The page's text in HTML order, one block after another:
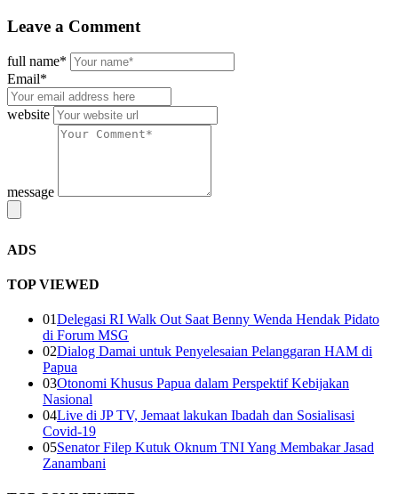
Leave a Comment
full name*
Email*
website
message
ADS
TOP VIEWED
01Delegasi RI Walk Out Saat Benny Wenda Hendak Pidato
di Forum MSG
02Dialog Damai untuk Penyelesaian Pelanggaran HAM di
Papua
03Otonomi Khusus Papua dalam Perspektif Kebijakan
Nasional
04Live di JP TV, Jemaat lakukan Ibadah dan Sosialisasi
Covid-19
05Senator Filep Kutuk Oknum TNI Yang Membakar Jasad
Zanambani